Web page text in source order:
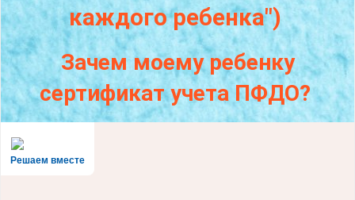
каждогоребенка")
Зачем моему ребенку
сертификат учета ПФДО?
Решаем вместе